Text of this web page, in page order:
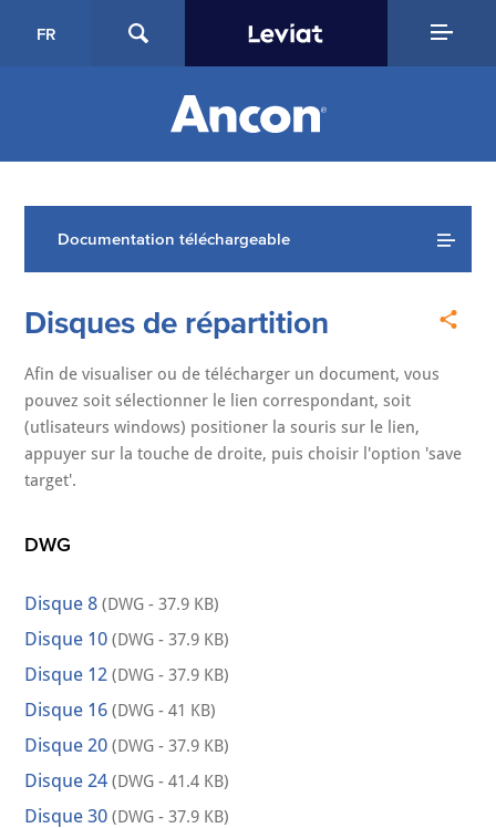
FR
Documentation téléchargeable
Disques de répartition
Afin de visualiser ou de télécharger un document, vous
pouvez soit sélectionner le lien correspondant, soit
(utlisateurs windows) positioner la souris sur le lien,
appuyer sur la touche de droite, puis choisir l'option 'save
target'.
DWG
Disque 8(DWG - 37.9 KB)
Disque 10(DWG - 37.9 KB)
Disque 12(DWG - 37.9 KB)
Disque 16 (DWG - 41 KB)
Disque 20 (DWG - 37.9 KB)
Disque 24 (DWG - 41.4 KB)
Disque 30 (DWG - 37.9 KB)